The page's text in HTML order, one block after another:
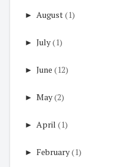
► August(1)
► July(1)
► June (12)
► May(2)
► April (1)
► February(1)